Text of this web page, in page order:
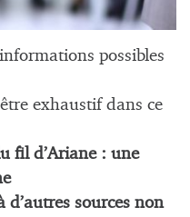
possibles
exhaustif dans ce
fil d’Ariane : une
d’autres sources non